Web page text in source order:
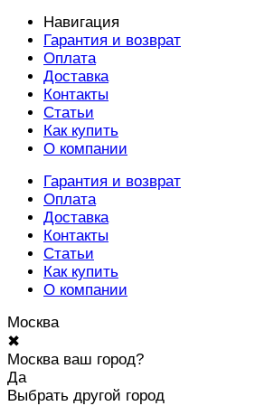
Навигация
Гарантия и возврат
Оплата
Доставка
Контакты
Статьи
Как купить
О компании
Гарантия и возврат
Оплата
Доставка
Контакты
Статьи
Как купить
О компании
Москва
✖
Москва ваш город?
Да
Выбрать другой город